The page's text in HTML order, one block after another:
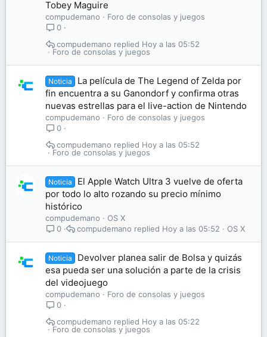
Tobey Maguire
compudemano
Foro de consolas y juegos
0
Foro de consolas y juegos
Hoy a las 05:52
compudemano
Noticia
La película de The Legend of Zelda por
fin encuentra a su Ganondorf y confirma otras
nuevas estrellas para el live-action de Nintendo
compudemano
Foro de consolas y juegos
0
Foro de consolas y juegos
Hoy a las 05:52
compudemano
Noticia
El Apple Watch Ultra 3 vuelve de oferta
por todo lo alto rozando su precio mínimo
histórico
compudemano
OS X
0
OS X
Hoy a las 05:52
compudemano
Noticia
Devolver planea salir de Bolsa y quizás
esa pueda ser una solución a parte de la crisis
del videojuego
compudemano
Foro de consolas y juegos
0
Foro de consolas y juegos
Hoy a las 05:22
compudemano